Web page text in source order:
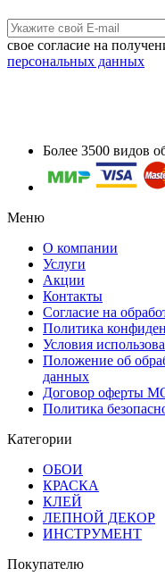
свое согласие на
персональных данных
Более 3500 видов
Меню
О компании
Услуги
Акции
Контакты
Согласие на
Политика
Условия
Положение об
данных
Договор оферты
Политика
Категории
ОБОИ
КРАСКА
КЛЕЙ
ЛЕПНОЙ ДЕКОР
ИНСТРУМЕНТ
Покупателю